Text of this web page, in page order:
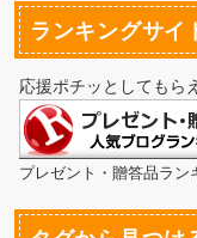
ランキングサイ
応援ポチッとしてもら
プレゼント・贈答品ラン